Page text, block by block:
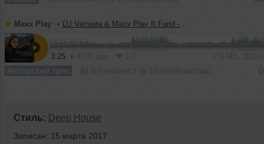
Maxx Play ➝ DJ Vampira & Maxx Play ft Farid - Lezginka Doner (Extended Mix)
3:25
Авторский трек
Стиль: Deep House
Записан: 15 марта 2017